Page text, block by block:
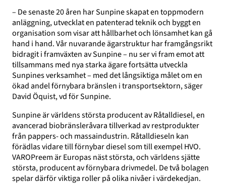
– De senaste 20 åren har Sunpine skapat en toppmodern
anläggning, utvecklat en patenterad teknik och byggt en
organisation som visar att hållbarhet och lönsamhet kan gå
hand i hand. Vår nuvarande ägarstruktur har framgångsrikt
bidragit i framväxten av Sunpine – nu ser vi fram emot att
tillsammans med nya starka ägare fortsätta utveckla
Sunpines verksamhet – med det långsiktiga målet om en
ökad andel förnybara bränslen i transportsektorn, säger
David Öquist, vd för Sunpine.
Sunpine är världens största producent av Råtalldiesel, en
avancerad biobränsleråvara tillverkad av restprodukter
från pappers- och massaindustrin. Råtalldieseln kan
förädlas vidare till förnybar diesel som till exempel HVO.
VAROPreem är Europas näst största, och världens sjätte
största, producent av förnybara drivmedel. De två bolagen
spelar därför viktiga roller på olika nivåer i värdekedjan.